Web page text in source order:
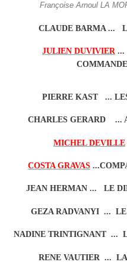
Françoise Arnoul LA
CLAUDE BARMA ...
JULIEN DUVIVIER...
PIERRE KAST ...
CHARLES GERARD ...
MICHEL DEVILLE
COSTA GRAVAS
JEAN HERMAN ... LE
GEZA RADVANYI ...
NADINE TRINTIGNANT ...
RENE VAUTIER ...